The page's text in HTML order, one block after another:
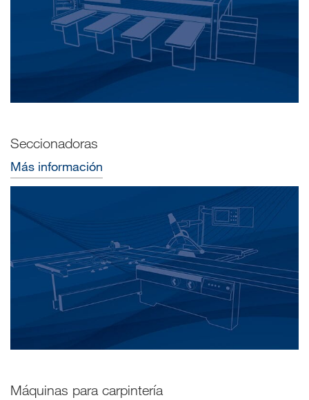
Seccionadoras
Más información
Máquinas para carpintería